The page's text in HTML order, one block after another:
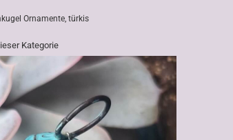
Ornamente, türkis
Kategorie